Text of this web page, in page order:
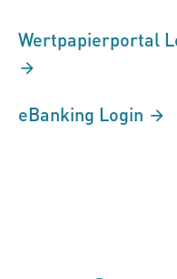
Wertpapierportal
eBanking Login